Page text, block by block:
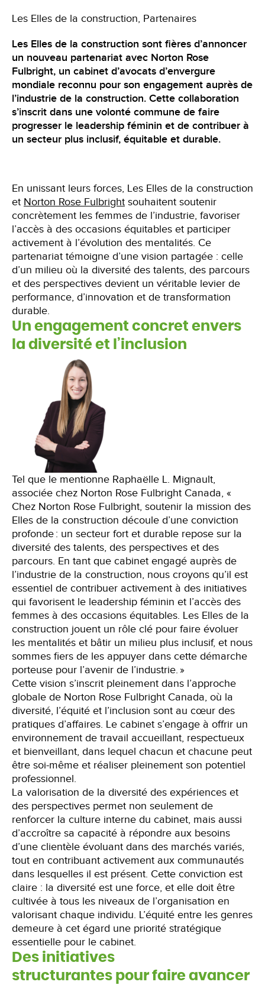
Les Elles de la construction Partenaires
Les Elles de la construction sont fières d’annoncer
un nouveau partenariat avec Norton Rose
Fulbright, un cabinet d’avocats d’envergure
mondiale reconnu pour son engagement auprès de
l’industrie de la construction. Cette collaboration
s’inscrit dans une volonté commune de faire
progresser le leadership féminin et de contribuer à
un secteur plus inclusif, équitable et durable.
En unissant leurs forces, Les Elles de la construction
et Norton Rose Fulbright souhaitent soutenir
concrètement les femmes de l’industrie, favoriser
l’accès à des occasions équitables et participer
activement à l’évolution des mentalités. Ce
partenariat témoigne d’une vision partagée : celle
d’un milieu où la diversité des talents, des parcours
et des perspectives devient un véritable levier de
performance, d’innovation et de transformation
durable.
Un engagement concret envers
la diversité et l’inclusion
Tel que le mentionne Raphaëlle L. Mignault,
associée chez Norton Rose Fulbright Canada, «
Chez Norton Rose Fulbright, soutenir la mission des
Elles de la construction découle d’une conviction
profonde : un secteur fort et durable repose sur la
diversité des talents, des perspectives et des
parcours. En tant que cabinet engagé auprès de
l’industrie de la construction, nous croyons qu’il est
essentiel de contribuer activement à des initiatives
qui favorisent le leadership féminin et l’accès des
femmes à des occasions équitables. Les Elles de la
construction jouent un rôle clé pour faire évoluer
les mentalités et bâtir un milieu plus inclusif, et nous
sommes fiers de les appuyer dans cette démarche
porteuse pour l’avenir de l’industrie. »
Cette vision s’inscrit pleinement dans l’approche
globale de Norton Rose Fulbright Canada, où la
diversité, l’équité et l’inclusion sont au cœur des
pratiques d’affaires. Le cabinet s’engage à offrir un
environnement de travail accueillant, respectueux
et bienveillant, dans lequel chacun et chacune peut
être soi-même et réaliser pleinement son potentiel
professionnel.
La valorisation de la diversité des expériences et
des perspectives permet non seulement de
renforcer la culture interne du cabinet, mais aussi
d’accroître sa capacité à répondre aux besoins
d’une clientèle évoluant dans des marchés variés,
tout en contribuant activement aux communautés
dans lesquelles il est présent. Cette conviction est
claire : la diversité est une force, et elle doit être
cultivée à tous les niveaux de l’organisation en
valorisant chaque individu. L’équité entre les genres
demeure à cet égard une priorité stratégique
essentielle pour le cabinet.
Des initiatives
structurantes pour faire avancer